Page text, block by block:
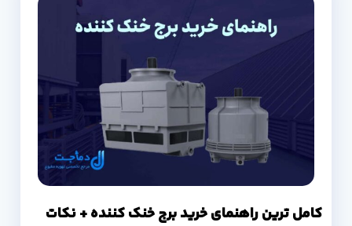
کامل ترین راهنمای خرید برج خنک کننده + نکات